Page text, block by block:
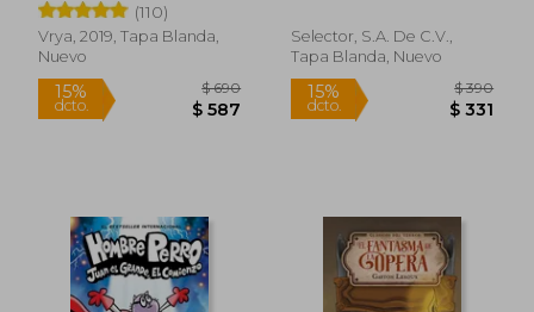
50%
dcto.
$ 1.799
$ 899
15%
dcto.
(110)
Vrya, 2019, Tapa Blanda,
Nuevo
Selector, S.A. De C.V.,
Tapa Blanda, Nuevo